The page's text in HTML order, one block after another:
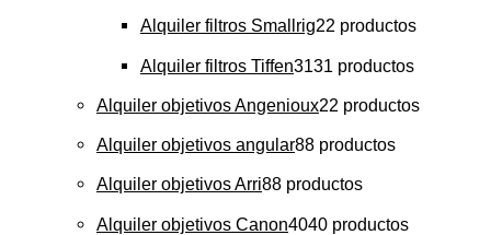
Alquiler filtros Smallrig22 productos
Alquiler filtros Tiffen3131 productos
Alquiler objetivos Angenioux22 productos
Alquiler objetivos angular88 productos
Alquiler objetivos Arri88 productos
Alquiler objetivos Canon4040 productos